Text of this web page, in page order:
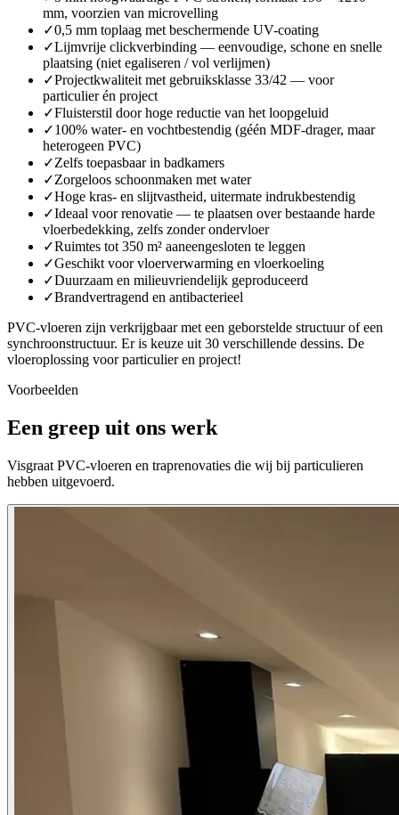
mm, voorzien van microvelling
✓0,5 mm toplaag met beschermende UV-coating
✓Lijmvrije clickverbinding — eenvoudige, schone en snelle
plaatsing (niet egaliseren / vol verlijmen)
✓Projectkwaliteit met gebruiksklasse 33/42 — voor
particulier én project
✓Fluisterstil door hoge reductie van het loopgeluid
✓100% water- en vochtbestendig (géén MDF-drager, maar
heterogeen PVC)
✓Zelfs toepasbaar in badkamers
✓Zorgeloos schoonmaken met water
✓Hoge kras- en slijtvastheid, uitermate indrukbestendig
✓Ideaal voor renovatie — te plaatsen over bestaande harde
vloerbedekking, zelfs zonder ondervloer
✓Ruimtes tot 350 m² aaneengesloten te leggen
✓Geschikt voor vloerverwarming en vloerkoeling
✓Duurzaam en milieuvriendelijk geproduceerd
✓Brandvertragend en antibacterieel
PVC-vloeren zijn verkrijgbaar met een geborstelde structuur of een
synchroonstructuur. Er is keuze uit 30 verschillende dessins. De
vloeroplossing voor particulier en project!
Voorbeelden
Een greep uit ons werk
Visgraat PVC-vloeren en traprenovaties die wij bij particulieren
hebben uitgevoerd.